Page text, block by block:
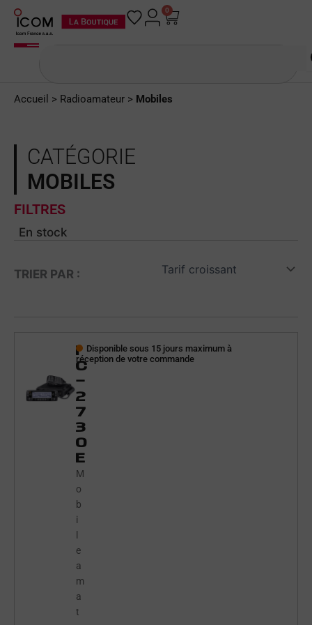
Aller
contenu
0
Panier
Accueil > Radioamateur > Mobiles
CATÉGORIE
MOBILES
FILTRES
En stock
TRIER PAR :
I
C
-
2
7
3
0
E
M
o
b
i
e
a
m
a
t
Disponible sous 15 jours maximum à
réception de votre commande